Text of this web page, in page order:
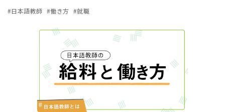
#日本語教師 #働き方 #就職